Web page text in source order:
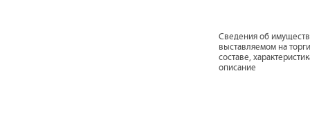
Cведения об
выставляемом на
составе,
описание